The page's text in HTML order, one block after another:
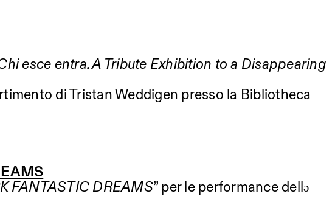
esce entra. A Tribute Exhibition to a Disappearing
di Tristan Weddigen presso la Bibliotheca
FANTASTIC DREAMS” per le performance dellə